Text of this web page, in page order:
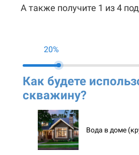
А также получите 1 из 4
20%
Как будете
скважину?
Вода в доме